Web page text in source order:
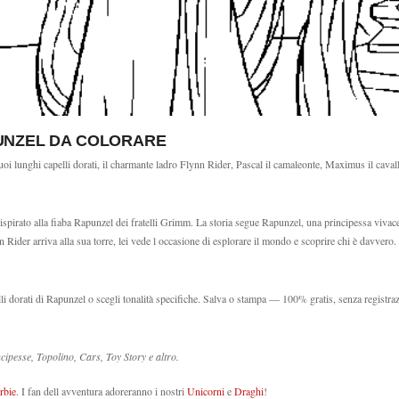
DA COLORARE
lunghi capelli dorati, il charmante ladro Flynn Rider, Pascal il camaleonte, Maximus il
alla fiaba Rapunzel dei fratelli Grimm. La storia segue Rapunzel, una principessa
arriva alla sua torre, lei vede l occasione di esplorare il mondo e scoprire chi è
di Rapunzel o scegli tonalità specifiche. Salva o stampa — 100% gratis, senza
Topolino, Cars, Toy Story e altro.
. I fan dell avventura adoreranno i nostri UnicornieDraghi!